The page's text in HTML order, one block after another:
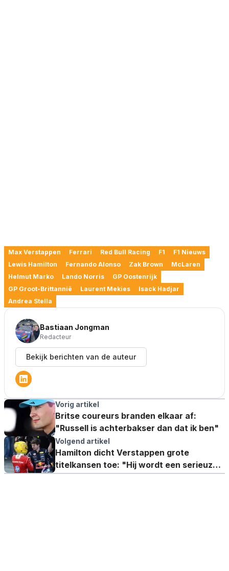
Max Verstappen Ferrari Red Bull Racing F1
F1 Nieuws
Lewis Hamilton
Fernando Alonso Zak Brown
McLaren
Helmut Marko
Lando Norris
GP Oostenrijk
GP Groot-Brittannië
Laurent Mekies
Isack Hadjar
Andrea Stella
Bastiaan Jongman
Redacteur
Bekijk berichten van de auteur
Vorig artikel
Britse coureurs branden elkaar af:
"Russell is achterbakser dan dat ik ben"
Volgend artikel
Hamilton dicht Verstappen grote
titelkansen toe: "Hij wordt een serieuze
concurrent"